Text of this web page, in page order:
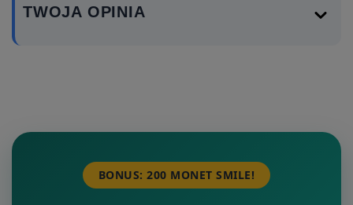
TWOJA OPINIA
BONUS: 200 MONET SMILE!